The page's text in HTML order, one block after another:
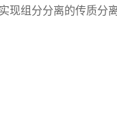
现组分分离的传质分